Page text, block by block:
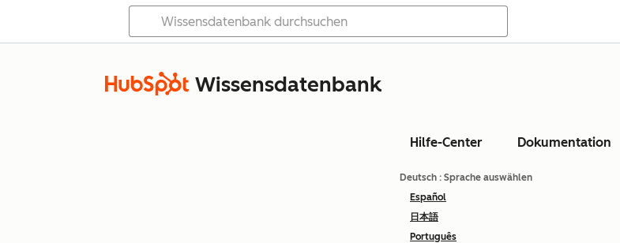
Wissensdatenbank
Hilfe-Center Dokumentation
Deutsch : Sprache auswählen
Español
日本語
Português